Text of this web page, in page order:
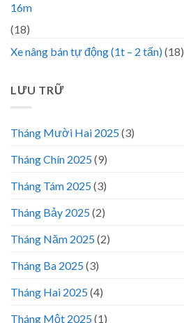
16m
(18)
Xe nâng bán tự động (1t – 2 tấn)(18)
LƯU TRỮ
Tháng Mười Hai 2025(3)
Tháng Chín 2025(9)
Tháng Tám 2025(3)
Tháng Bảy 2025(2)
Tháng Năm 2025(2)
Tháng Ba 2025(3)
Tháng Hai 2025(4)
Tháng Một 2025(1)